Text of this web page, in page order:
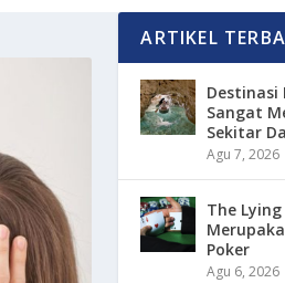
ARTIKEL
Destinasi
Sangat
Sekitar
Agu 7, 2026
The
Poker
Agu 6, 2026